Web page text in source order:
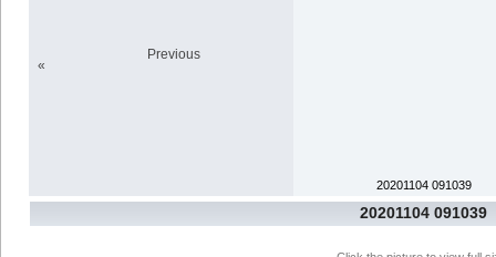
«
Previous
20201104 091039
20201104 091039